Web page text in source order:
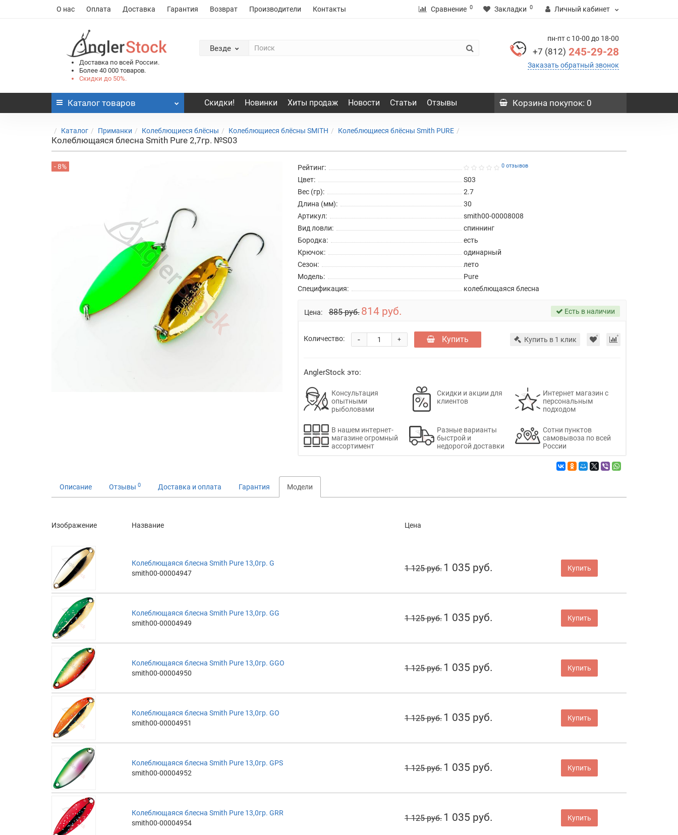
О нас Оплата Доставка Гарантия Возврат Производители Контакты Сравнение 0 Закладки 0 Личный кабинет
Доставка по всей России.
Более 40 000 товаров.
Скидки до 50%.
Везде
пн-пт с 10-00 до 18-00
+7 (812) 245-29-28
Заказать обратный звонок
Каталог товаров Скидки! Новинки Хиты продаж Новости Статьи Отзывы Корзина покупок: 0
Каталог Приманки Колеблющиеся блёсны Колеблющиеся блёсны SMITH Колеблющиеся блёсны Smith PURE
Колеблющаяся блесна Smith Pure 2,7гр. №S03
- 8% Рейтинг: 0 отзывов
Цвет:
S03
Вес (гр):
2.7
Длина (мм):
30
Артикул:
smith00-00008008
Вид ловли:
спиннинг
Бородка:
есть
Крючок:
одинарный
Сезон:
лето
Модель:
Pure
Спецификация:
колеблющаяся блесна
Цена: 885 руб. 814 руб. Есть в наличии
Количество: +
- Купить Купить в 1 клик
AnglerStock это:
Консультация
опытными
рыболовами
Скидки и акции для
клиентов
Интернет магазин с
персональным
подходом
В нашем интернет-
магазине огромный
ассортимент
Разные варианты
быстрой и
недорогой доставки
Сотни пунктов
самовывоза по всей
России
Описание Отзывы 0 Доставка и оплата Гарантия Модели
Изображение Название Цена
Колеблющаяся блесна Smith Pure 13,0гр. G
smith00-00004947
1 125 руб. 1 035 руб. Купить
Колеблющаяся блесна Smith Pure 13,0гр. GG
smith00-00004949
1 125 руб. 1 035 руб. Купить
Колеблющаяся блесна Smith Pure 13,0гр. GGO
smith00-00004950
1 125 руб. 1 035 руб. Купить
Колеблющаяся блесна Smith Pure 13,0гр. GO
smith00-00004951
1 125 руб. 1 035 руб. Купить
Колеблющаяся блесна Smith Pure 13,0гр. GPS
smith00-00004952
1 125 руб. 1 035 руб. Купить
Колеблющаяся блесна Smith Pure 13,0гр. GRR
smith00-00004954
1 125 руб. 1 035 руб. Купить